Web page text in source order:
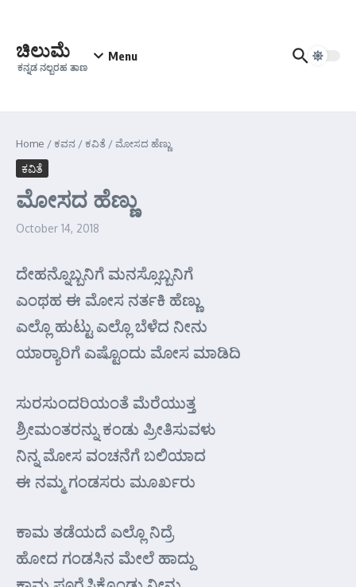
ಚಿಲುಮೆ
ಕನ್ನಡ ನಲ್ಬರಹ ತಾಣ
Menu
Home /ಕವನ /ಕವಿತೆ /ಮೋಸದ ಹೆಣ್ಣು
ಕವಿತೆ
ಮೋಸದ ಹೆಣ್ಣು
October 14, 2018
ದೇಹನ್ನೊಬ್ಬನಿಗೆ ಮನಸ್ಸೊಬ್ಬನಿಗೆ
ಎಂಥಹ ಈ ಮೋಸ ನರ್ತಕಿ ಹೆಣ್ಣು
ಎಲ್ಲೊ ಹುಟ್ಟು ಎಲ್ಲೊ ಬೆಳೆದ ನೀನು
ಯಾರ್‍ಯಾರಿಗೆ ಎಷ್ಟೊಂದು ಮೋಸ ಮಾಡಿದಿ
ಸುರಸುಂದರಿಯಂತೆ ಮೆರೆಯುತ್ತ
ಶ್ರೀಮಂತರನ್ನು ಕಂಡು ಪ್ರೀತಿಸುವಳು
ನಿನ್ನ ಮೋಸ ವಂಚನೆಗೆ ಬಲಿಯಾದ
ಈ ನಮ್ಮ ಗಂಡಸರು ಮೂರ್ಖರು
ಕಾಮ ತಡೆಯದೆ ಎಲ್ಲೊ ನಿದ್ರೆ
ಹೋದ ಗಂಡಸಿನ ಮೇಲೆ ಹಾದ್ದು